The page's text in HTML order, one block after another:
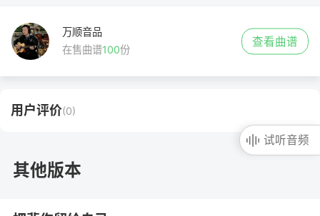
万顺音品
在售曲谱100份
查看曲谱
用户评价(0)
其他版本
试听音频